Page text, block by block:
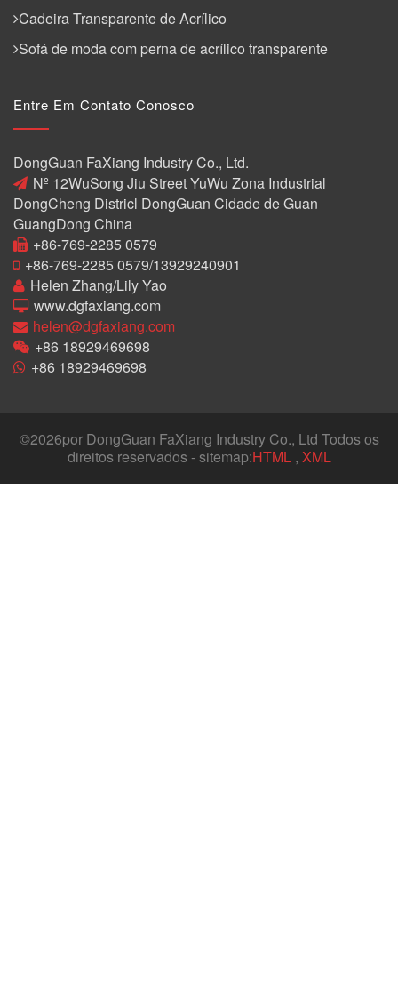
Cadeira Transparente de Acrílico
Sofá de moda com perna de acrílico transparente
Entre Em Contato Conosco
DongGuan FaXiang Industry Co., Ltd.
Nº 12WuSong Jiu Street YuWu Zona Industrial
DongCheng Districl DongGuan Cidade de Guan
GuangDong China
+86-769-2285 0579
+86-769-2285 0579/13929240901
Helen Zhang/Lily Yao
www.dgfaxiang.com
helen@dgfaxiang.com
+86 18929469698
+86 18929469698
©2026por DongGuan FaXiang Industry Co., Ltd Todos os
direitos reservados - sitemap:HTML, XML